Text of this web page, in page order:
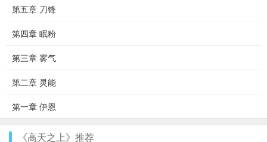
第五章 刀锋
第四章 眠粉
第三章 雾气
第二章 灵能
第一章 伊恩
《高天之上》推荐